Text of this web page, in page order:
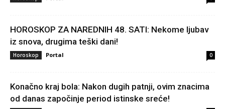
HOROSKOP ZA NAREDNIH 48. SATI: Nekome ljubav
iz snova, drugima teški dani!
Horoskop Portal 0
Konačno kraj bola: Nakon dugih patnji, ovim znacima
od danas započinje period istinske sreće!